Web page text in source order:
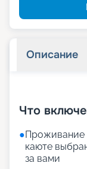
Описание
Что
●Проживание
каюте
за вами